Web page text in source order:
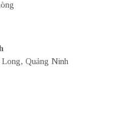
Quảng Ninh